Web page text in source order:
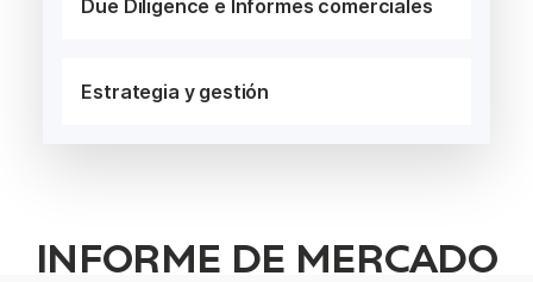
Due Diligence e Informes comerciales
Estrategia y gestión
INFORME DE MERCADO